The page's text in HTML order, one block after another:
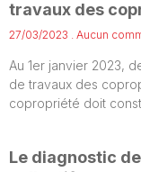
travaux des
27/03/2023 Aucun
Au 1er janvier 2023,
de travaux des
copropriété doit
Le diagnostic